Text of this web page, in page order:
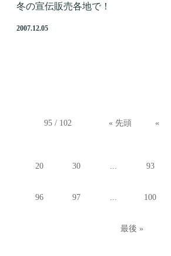
冬の宣伝販売各地で！
2007.12.05
95 / 102 « 先頭 «
20 30 93
96 97 100
最後 »